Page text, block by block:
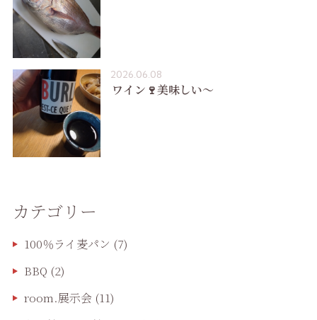
2026.06.08
ワイン🍷美味しい〜
カテゴリー
100％ライ麦パン (7)
BBQ (2)
room.展示会(11)